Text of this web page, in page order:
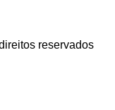
reservados